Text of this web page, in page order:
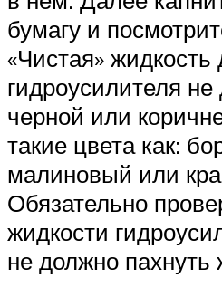
бумагу и
«Чистая» жидкость
гидроусилителя
черной или
такие цвета как:
малиновый или
Обязательно
жидкости
не должно